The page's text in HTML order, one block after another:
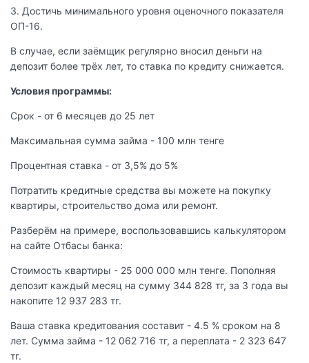
3. Достичь минимального уровня оценочного показателя
ОП-16.
В случае, если заёмщик регулярно вносил деньги на
депозит более трёх лет, то ставка по кредиту снижается.
Условия программы:
Срок - от 6 месяцев до 25 лет
Максимальная сумма займа - 100 млн тенге
Процентная ставка - от 3,5% до 5%
Потратить кредитные средства вы можете на покупку
квартиры, строительство дома или ремонт.
Разберём на примере, воспользовавшись калькулятором
на сайте Отбасы банка:
Стоимость квартиры - 25 000 000 млн тенге. Пополняя
депозит каждый месяц на сумму 344 828 тг, за 3 года вы
накопите 12 937 283 тг.
Ваша ставка кредитования составит - 4.5 % сроком на 8
лет. Сумма займа - 12 062 716 тг, а переплата - 2 323 647
тг.